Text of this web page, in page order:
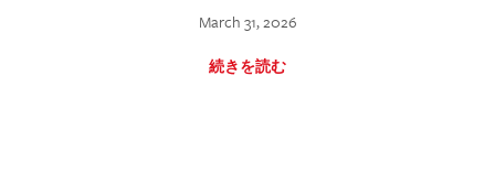
March 31, 2026
続きを読む